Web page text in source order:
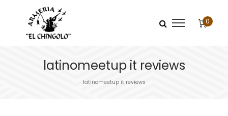
0
latinomeetup it reviews
latinomeetup it reviews